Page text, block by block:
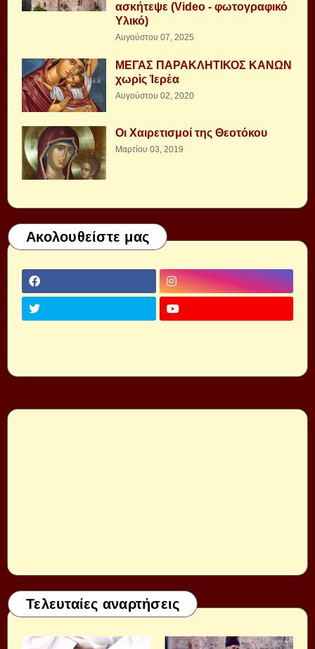
ασκήτεψε (Video - φωτογραφικό
Υλικό)
Αυγούστου 07, 2025
ΜΕΓΑΣ ΠΑΡΑΚΛΗΤΙΚΟΣ ΚΑΝΩΝ
χωρὶς Ἱερέα
Αυγούστου 02, 2020
Οι Χαιρετισμοί της Θεοτόκου
Μαρτίου 03, 2019
Ακολουθείστε μας
Τελευταίες αναρτήσεις